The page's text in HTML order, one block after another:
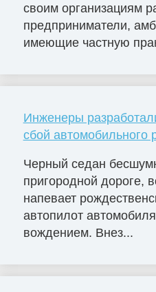
своим организациям
предприниматели,
имеющие частную
Инженеры
сбой автомобильного
Черный седан
пригородной дороге,
напевает
автопилот
вождением. Внез...